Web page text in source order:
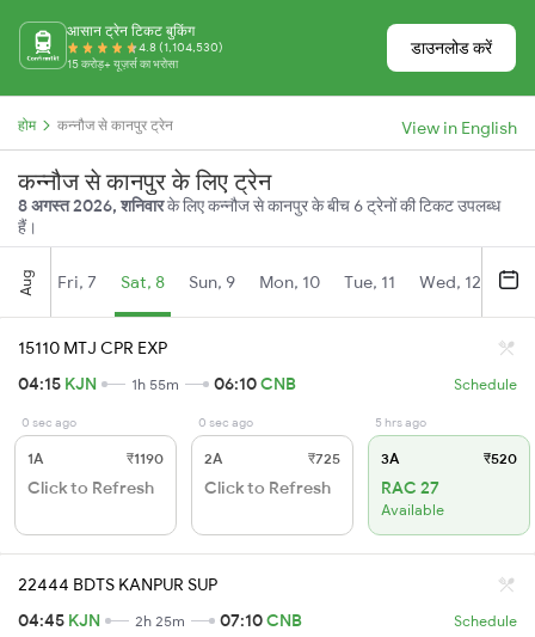
आसान ट्रेन टिकट बुकिंग
4.8 (1,104,530)
15 करोड़+ यूज़र्स का भरोसा
डाउनलोड करें
होम कन्नौज से कानपुर ट्रेन View in English
कन्नौज से कानपुर के लिए ट्रेन
8 अगस्त 2026, शनिवारके लिए कन्नौज से कानपुर के बीच 6 ट्रेनों की टिकट उपलब्ध
हैं।
Aug Fri, 7 Sat, 8 Sun, 9 Mon, 10 Tue, 11 Wed, 12
15110 MTJ CPR EXP
04:15 KJN 1h 55m 06:10CNB Schedule
0 sec ago
1A ₹1190
Click to Refresh
0 sec ago
2A ₹725
Click to Refresh
5 hrs ago
3A ₹520
RAC 27
Available
22444 BDTS KANPUR SUP
04:45 KJN 2h 25m 07:10CNB Schedule